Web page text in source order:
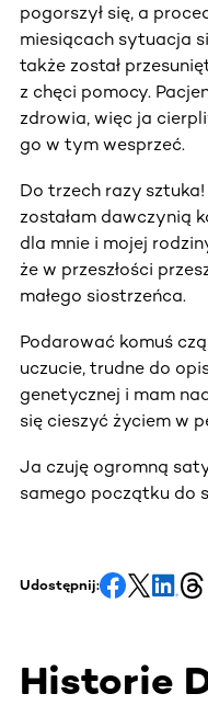
pogorszył się, a
miesiącach sytuacja
także został
z chęci pomocy.
zdrowia, więc ja
go w tym wesprzeć.
Do trzech razy
zostałam dawczynią
dla mnie i mojej
że w przeszłości
małego siostrzeńca.
Podarować komuś
uczucie, trudne do
genetycznej i mam
się cieszyć życiem w
Ja czuję ogromną
samego początku do
Udostępnij:
Historie